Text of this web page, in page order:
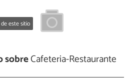
este sitio
sobreCafeteria-Restaurante